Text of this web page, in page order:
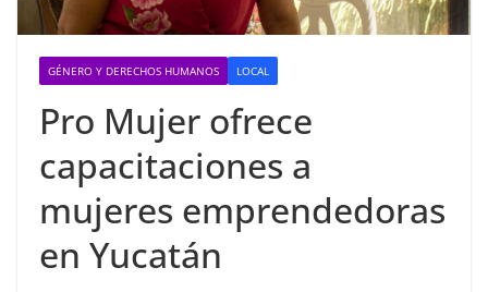
GÉNERO Y DERECHOS HUMANOS LOCAL
Pro Mujer ofrece
capacitaciones a
mujeres emprendedoras
en Yucatán